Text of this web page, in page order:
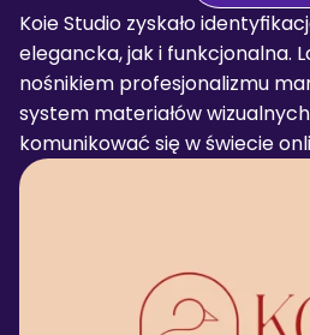
Koie Studio zyskało
elegancka, jak i funkcjonalna.
nośnikiem profesjonalizmu
system materiałów
komunikować się w świecie